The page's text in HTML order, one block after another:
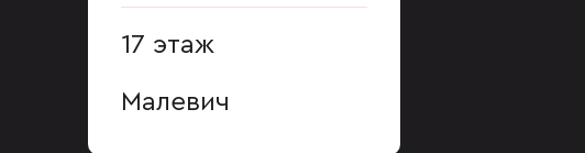
17 этаж
Малевич